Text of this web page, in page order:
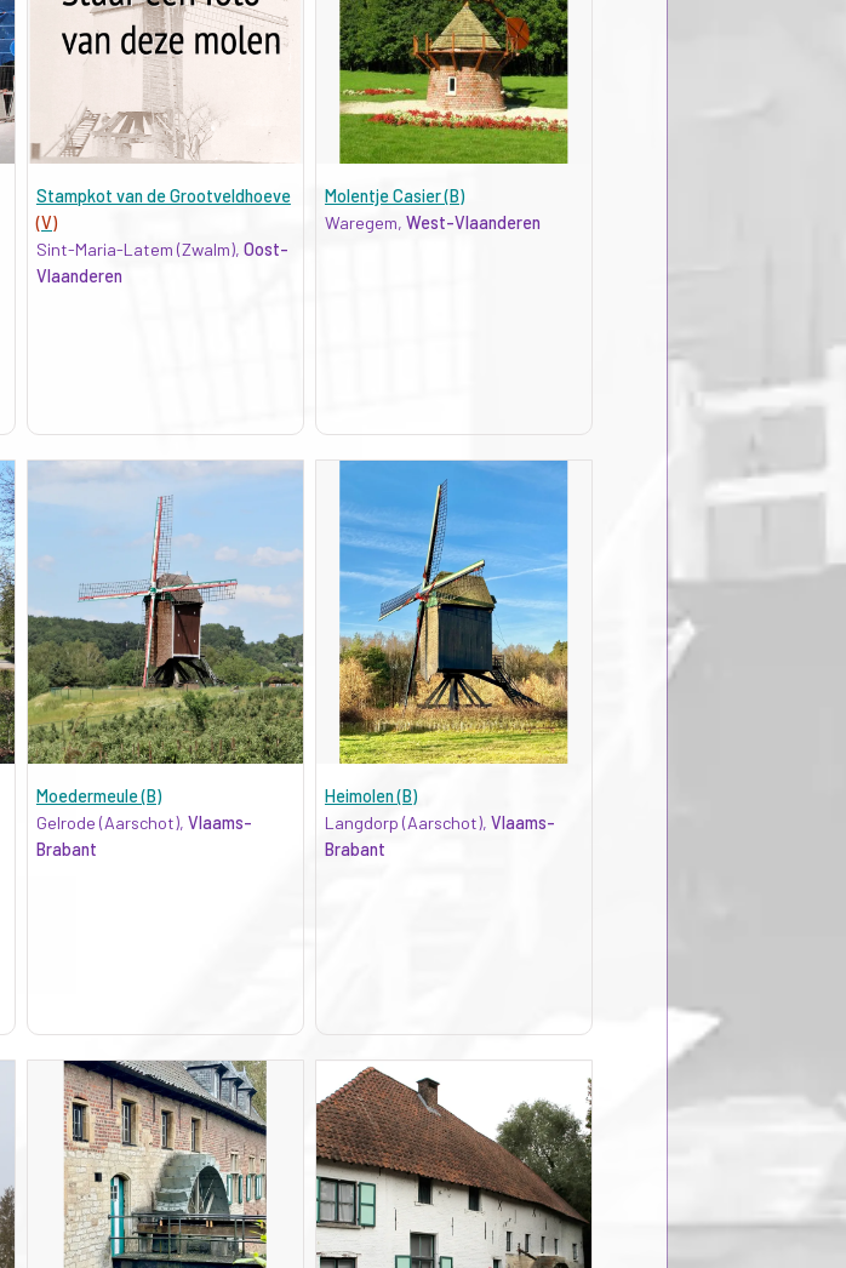
Stampkot van de Grootveldhoeve
(V)
Sint-Maria-Latem (Zwalm), Oost-
Vlaanderen
Molentje Casier (B)
Waregem, West-Vlaanderen
Moedermeule (B)
Gelrode (Aarschot), Vlaams-
Brabant
Heimolen (B)
Langdorp (Aarschot), Vlaams-
Brabant